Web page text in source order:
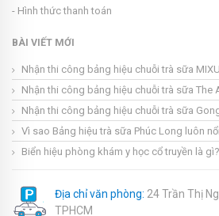
- Hình thức thanh toán
BÀI VIẾT MỚI
Nhận thi công bảng hiệu chuỗi trà sữa
Nhận thi công bảng hiệu chuỗi trà sữa The
Nhận thi công bảng hiệu chuỗi trà sữa
Vì sao Bảng hiệu trà sữa Phúc Long luôn
Biển hiệu phòng khám y học cổ truyền là
Địa chỉ văn phòng: 24 Trần Thị
TPHCM